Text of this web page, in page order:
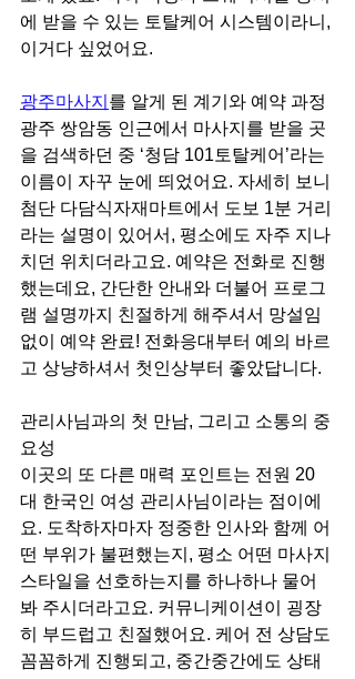
에 받을 수 있는 토탈케어 시스템이라니,
이거다 싶었어요.
광주마사지 를 알게 된 계기와 예약 과정
광주 쌍암동 인근에서 마사지를 받을 곳
을 검색하던 중 ‘청담 101토탈케어’라는
이름이 자꾸 눈에 띄었어요. 자세히 보니
첨단 다담식자재마트에서 도보 1분 거리
라는 설명이 있어서, 평소에도 자주 지나
치던 위치더라고요. 예약은 전화로 진행
했는데요, 간단한 안내와 더불어 프로그
램 설명까지 친절하게 해주셔서 망설임
없이 예약 완료! 전화응대부터 예의 바르
고 상냥하셔서 첫인상부터 좋았답니다.
관리사님과의 첫 만남, 그리고 소통의 중
요성
이곳의 또 다른 매력 포인트는 전원 20
대 한국인 여성 관리사님이라는 점이에
요. 도착하자마자 정중한 인사와 함께 어
떤 부위가 불편했는지, 평소 어떤 마사지
스타일을 선호하는지를 하나하나 물어
봐 주시더라고요. 커뮤니케이션이 굉장
히 부드럽고 친절했어요. 케어 전 상담도
꼼꼼하게 진행되고, 중간중간에도 상태